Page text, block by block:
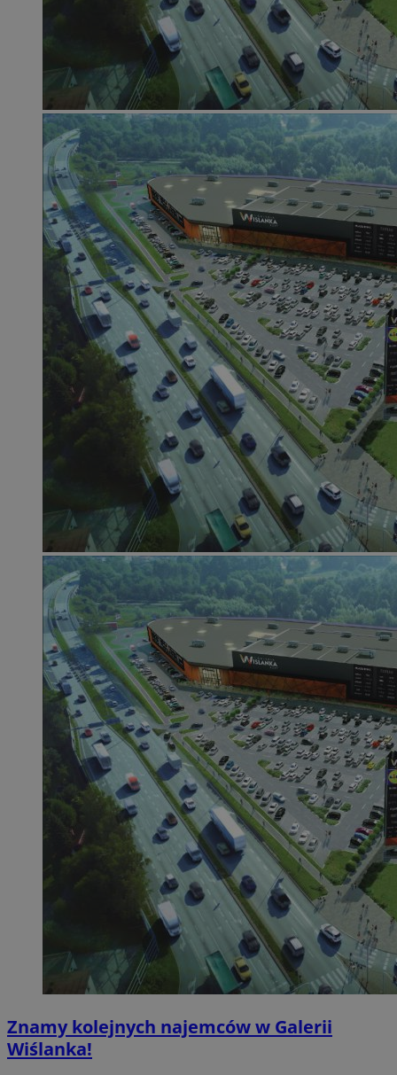
Znamy kolejnych najemców w Galerii
Wiślanka!